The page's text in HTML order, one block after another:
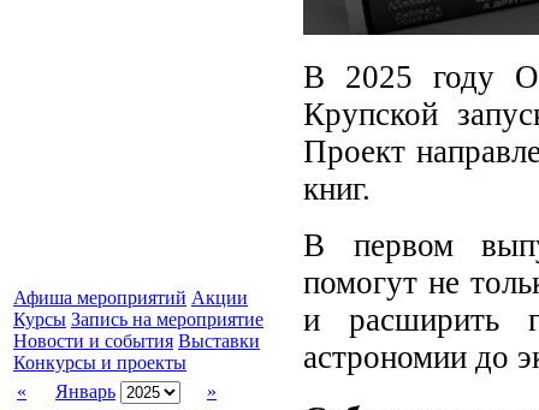
Афиша мероприятий Акции
Курсы Запись на мероприятие
Новости и события Выставки
Конкурсы и проекты
«
Январь
»
В 2025 году
Крупской
Проект
книг.
В первом
помогут не
и расширить
астрономии до